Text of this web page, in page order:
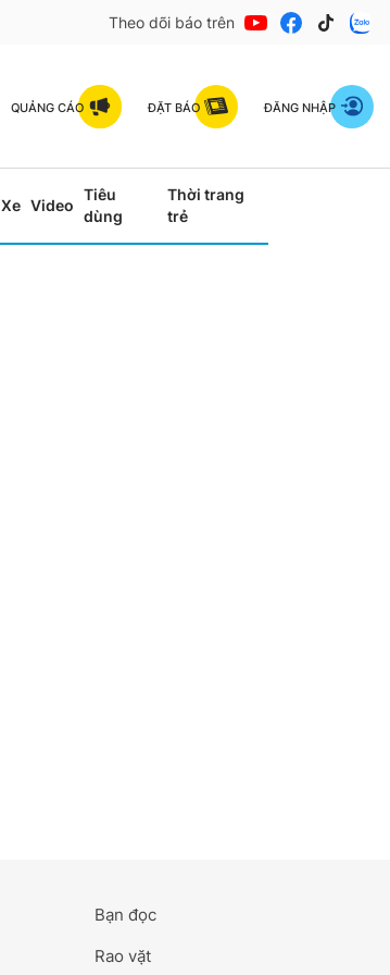
Theo dõi báo trên
QUẢNG CÁO ĐẶT BÁO ĐĂNG NHẬP
Xe Video
Tiêu
dùng
Thời trang
trẻ
Bạn đọc
Rao vặt